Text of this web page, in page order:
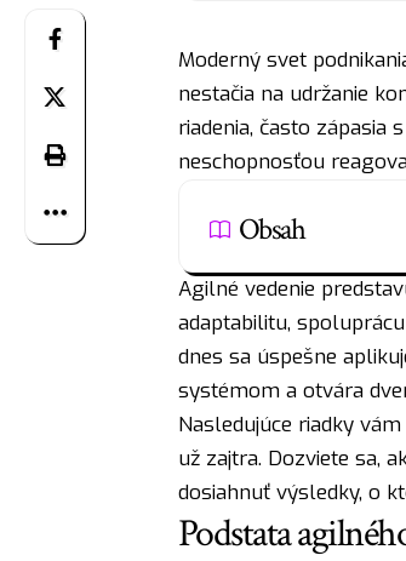
Moderný svet
nestačia na udržanie
riadenia, často
neschopnosťou
Obsah
Agilné vedenie
adaptabilitu,
dnes sa úspešne
systémom a otvára
Nasledujúce riadky
už zajtra. Dozviete sa,
dosiahnuť výsledky, o
Podstata